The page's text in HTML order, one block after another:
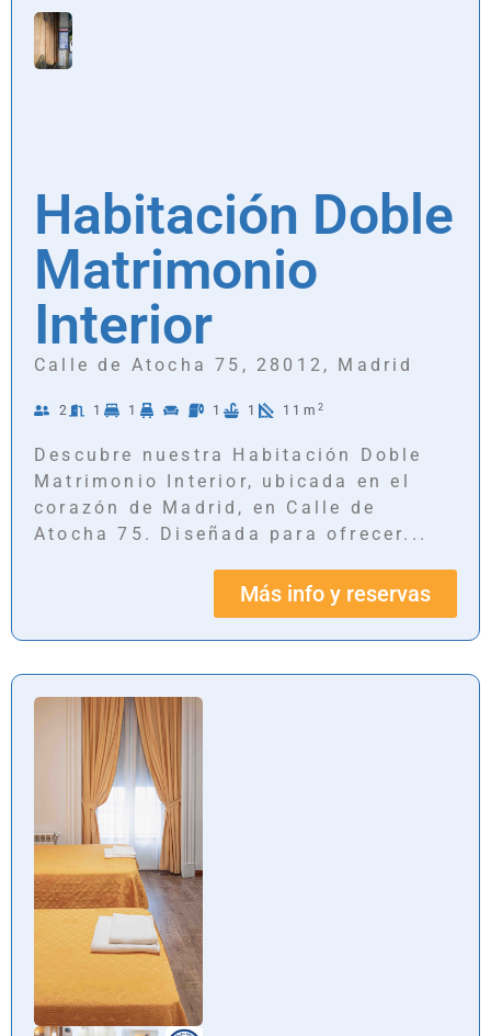
Habitación Doble
Matrimonio
Interior
Calle de Atocha 75, 28012, Madrid
2 1 1 1 1 11m2
Descubre nuestra Habitación Doble
Matrimonio Interior, ubicada en el
corazón de Madrid, en Calle de
Atocha 75. Diseñada para ofrecer...
Más info y reservas